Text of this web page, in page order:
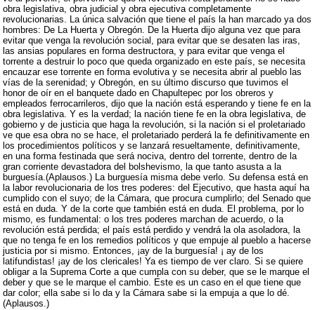
obra legislativa, obra judicial y obra ejecutiva completamente
revolucionarias. La única salvación que tiene el país la han marcado ya dos
hombres: De La Huerta y Obregón. De la Huerta dijo alguna vez que para
evitar que venga la revolución social, para evitar que se desaten las iras,
las ansias populares en forma destructora, y para evitar que venga el
torrente a destruir lo poco que queda organizado en este país, se necesita
encauzar ese torrente en forma evolutiva y se necesita abrir al pueblo las
vías de la serenidad; y Obregón, en su último discurso que tuvimos el
honor de oír en el banquete dado en Chapultepec por los obreros y
empleados ferrocarrileros, dijo que la nación está esperando y tiene fe en la
obra legislativa. Y es la verdad; la nación tiene fe en la obra legislativa, de
gobierno y de justicia que haga la revolución, si la nación si el proletariado
ve que esa obra no se hace, el proletariado perderá la fe definitivamente en
los procedimientos políticos y se lanzará resueltamente, definitivamente,
en una forma festinada que será nociva, dentro del torrente, dentro de la
gran corriente devastadora del bolshevismo, la que tanto asusta a la
burguesía.(Aplausos.) La burguesía misma debe verlo. Su defensa está en
la labor revolucionaria de los tres poderes: del Ejecutivo, que hasta aquí ha
cumplido con el suyo; de la Cámara, que procura cumplirlo; del Senado que
está en duda. Y de la corte que también está en duda. El problema, por lo
mismo, es fundamental: o los tres poderes marchan de acuerdo, o la
revolución está perdida; el país está perdido y vendrá la ola asoladora, la
que no tenga fe en los remedios políticos y que empuje al pueblo a hacerse
justicia por si mismo. Entonces, ¡ay de la burguesía! ¡ ay de los
latifundistas! ¡ay de los clericales! Ya es tiempo de ver claro. Si se quiere
obligar a la Suprema Corte a que cumpla con su deber, que se le marque el
deber y que se le marque el cambio. Este es un caso en el que tiene que
dar color; ella sabe si lo da y la Cámara sabe si la empuja a que lo dé.
(Aplausos.)